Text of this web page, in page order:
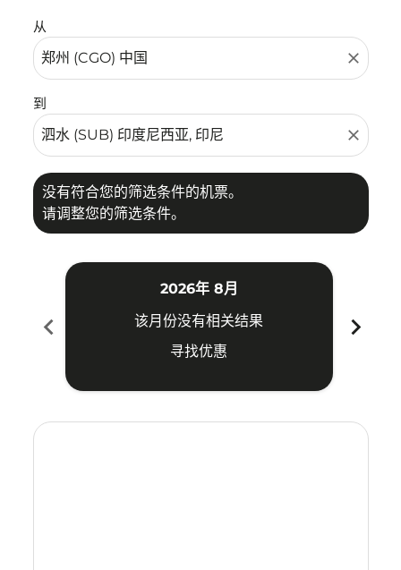
从
close
到
close
没有符合您的筛选条件的机票。
请调整您的筛选条件。
chevron_left
2026年 8月
该月份没有相关结果
寻找优惠
chevron_right